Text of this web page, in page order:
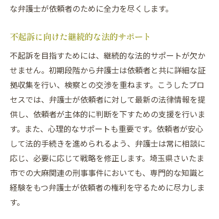
な弁護士が依頼者のために全力を尽くします。
不起訴に向けた継続的な法的サポート
不起訴を目指すためには、継続的な法的サポートが欠か
せません。初期段階から弁護士は依頼者と共に詳細な証
拠収集を行い、検察との交渉を重ねます。こうしたプロ
セスでは、弁護士が依頼者に対して最新の法律情報を提
供し、依頼者が主体的に判断を下すための支援を行いま
す。また、心理的なサポートも重要です。依頼者が安心
して法的手続きを進められるよう、弁護士は常に相談に
応じ、必要に応じて戦略を修正します。埼玉県さいたま
市での大麻関連の刑事事件においても、専門的な知識と
経験をもつ弁護士が依頼者の権利を守るために尽力しま
す。